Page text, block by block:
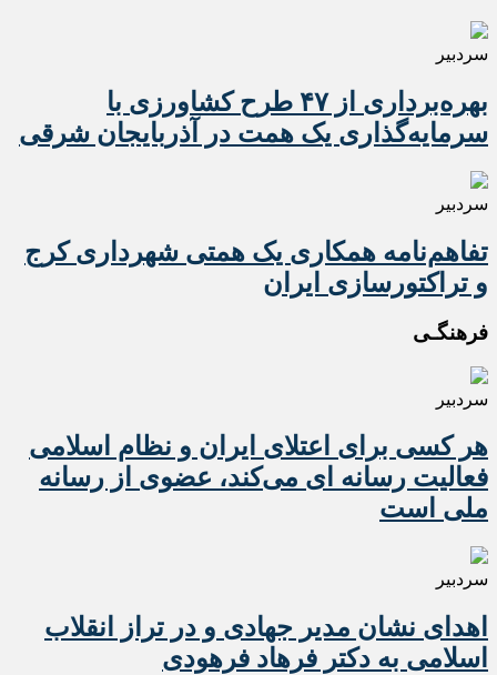
سردبیر
بهره‌برداری از ۴۷ طرح کشاورزی با
سرمایه‌گذاری یک همت در آذربایجان شرقی
سردبیر
تفاهم‌نامه همکاری یک همتی شهرداری کرج
و تراکتورسازی ایران
فرهنگـی
سردبیر
هر کسی برای اعتلای ایران و نظام اسلامی
فعالیت رسانه ای می‌کند، عضوی از رسانه
ملی است
سردبیر
اهدای نشان مدیر جهادی و در تراز انقلاب
اسلامی به دکتر فرهاد فرهودی